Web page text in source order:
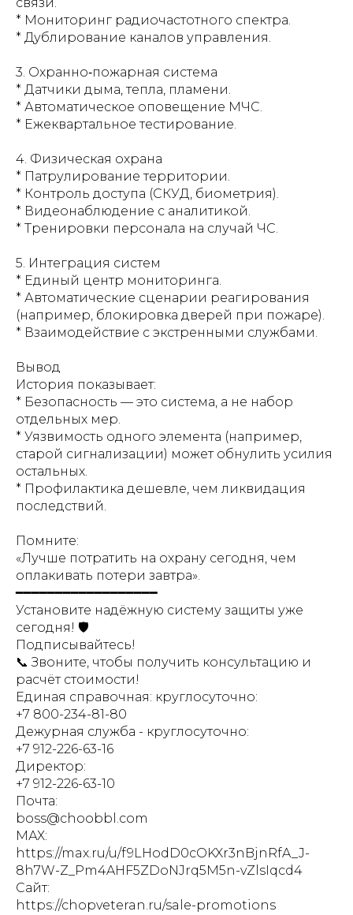
* Мониторинг радиочастотного спектра.
* Дублирование каналов управления.
3. Охранно‑пожарная система
* Датчики дыма, тепла, пламени.
* Автоматическое оповещение МЧС.
* Ежеквартальное тестирование.
4. Физическая охрана
* Патрулирование территории.
* Контроль доступа (СКУД, биометрия).
* Видеонаблюдение с аналитикой.
* Тренировки персонала на случай ЧС.
5. Интеграция систем
* Единый центр мониторинга.
* Автоматические сценарии реагирования
(например, блокировка дверей при пожаре).
* Взаимодействие с экстренными службами.
Вывод
История показывает:
* Безопасность — это система, а не набор
отдельных мер.
* Уязвимость одного элемента (например,
старой сигнализации) может обнулить усилия
остальных.
* Профилактика дешевле, чем ликвидация
последствий.
Помните:
«Лучше потратить на охрану сегодня, чем
оплакивать потери завтра».
━━━━━━━━━━━━━━━━━━
Установите надёжную систему защиты уже
сегодня! 🛡️
Подписывайтесь!
📞 Звоните, чтобы получить консультацию и
расчёт стоимости!
Единая справочная: круглосуточно:
+7 800-234-81-80
Дежурная служба - круглосуточно:
+7 912-226-63-16
Директор:
+7 912-226-63-10
Почта:
boss@choobbl.com
МАХ:
https://max.ru/u/f9LHodD0cOKXr3nBjnRfA_J-
8h7W-Z_Pm4AHF5ZDoNJrq5M5n-vZlsIqcd4
Сайт:
https://chopveteran.ru/sale-promotions